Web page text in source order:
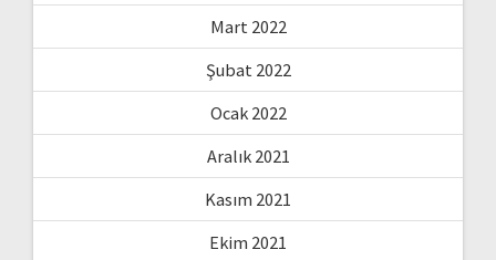
Mart 2022
Şubat 2022
Ocak 2022
Aralık 2021
Kasım 2021
Ekim 2021